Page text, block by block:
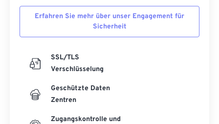
Erfahren Sie mehr über unser Engagement für
Sicherheit
SSL/TLS
Verschlüsselung
Geschützte Daten
Zentren
Zugangskontrolle und